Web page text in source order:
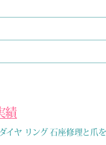
績
イヤ リング 石座修理と爪